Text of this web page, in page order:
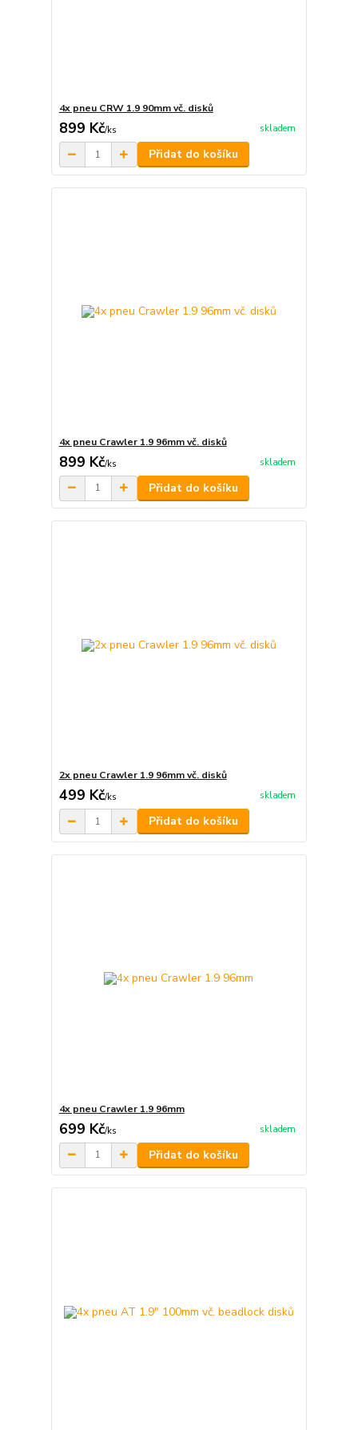
4x pneu CRW 1.9 90mm vč. disků
899 Kč/ks skladem
Přidat do košíku
4x pneu Crawler 1.9 96mm vč. disků
899 Kč/ks skladem
Přidat do košíku
2x pneu Crawler 1.9 96mm vč. disků
499 Kč/ks skladem
Přidat do košíku
4x pneu Crawler 1.9 96mm
699 Kč/ks skladem
Přidat do košíku